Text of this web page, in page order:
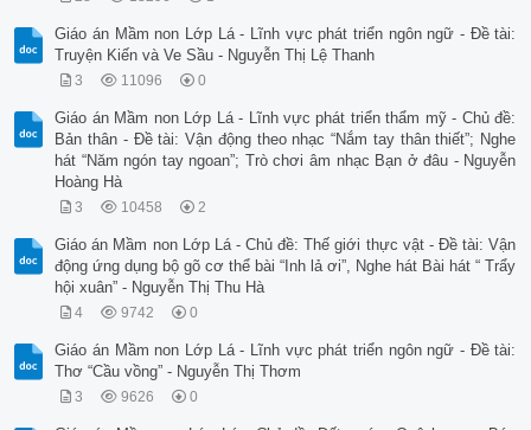
Giáo án Mầm non Lớp Lá - Lĩnh vực phát triển ngôn ngữ - Đề tài:
Truyện Kiến và Ve Sầu - Nguyễn Thị Lệ Thanh
3 11096 0
Giáo án Mầm non Lớp Lá - Lĩnh vực phát triển thẩm mỹ - Chủ đề:
Bản thân - Đề tài: Vận động theo nhạc “Nắm tay thân thiết”; Nghe
hát “Năm ngón tay ngoan”; Trò chơi âm nhạc Bạn ở đâu - Nguyễn
Hoàng Hà
3 10458 2
Giáo án Mầm non Lớp Lá - Chủ đề: Thế giới thực vật - Đề tài: Vận
động ứng dụng bộ gõ cơ thể bài “Inh lả ơi”, Nghe hát Bài hát “ Trẩy
hội xuân” - Nguyễn Thị Thu Hà
4 9742 0
Giáo án Mầm non Lớp Lá - Lĩnh vực phát triển ngôn ngữ - Đề tài:
Thơ “Cầu vồng” - Nguyễn Thị Thơm
3 9626 0